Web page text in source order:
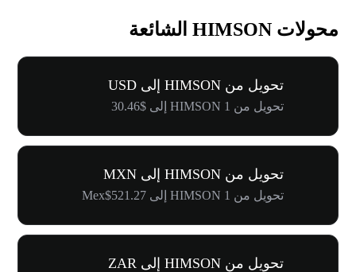
محولات HIMSON الشائعة
تحويل من HIMSON إلى USD
تحويل من 1 HIMSON إلى $30.46
تحويل من HIMSON إلى MXN
تحويل من 1 HIMSON إلى Mex$521.27
تحويل من HIMSON إلى ZAR